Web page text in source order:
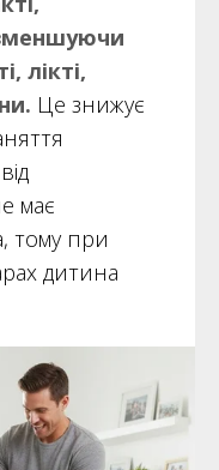
лікті,
Це знижує
має
тому при
дитина